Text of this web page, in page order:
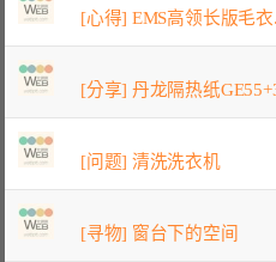
[心得] EMS高领长版毛
[分享] 丹龙隔热纸
[问题] 清洗洗衣机
[寻物] 窗台下的空间